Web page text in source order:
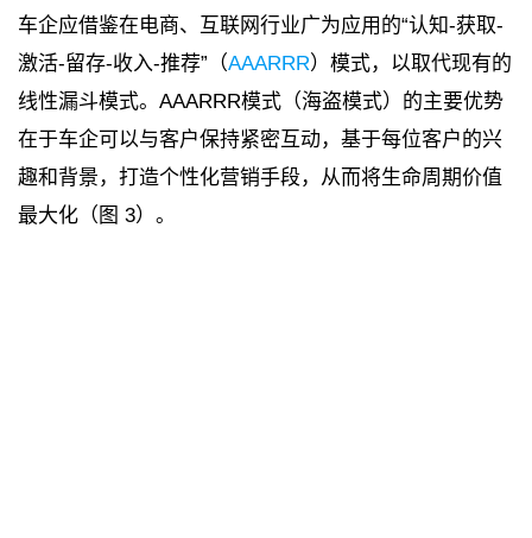
车企应借鉴在电商、互联网行业广为应用的“认知-获取-
激活-留存-收入-推荐”（AAARRR）模式，以取代现有的
线性漏斗模式。AAARRR模式（海盗模式）的主要优势
在于车企可以与客户保持紧密互动，基于每位客户的兴
趣和背景，打造个性化营销手段，从而将生命周期价值
最大化（图 3）。